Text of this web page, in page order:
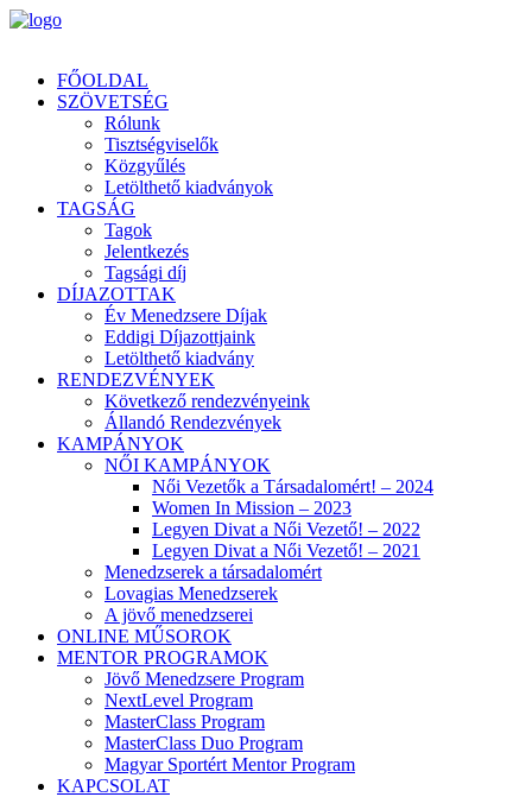
FŐOLDAL
SZÖVETSÉG
Rólunk
Tisztségviselők
Közgyűlés
Letölthető kiadványok
TAGSÁG
Tagok
Jelentkezés
Tagsági díj
DÍJAZOTTAK
Év Menedzsere Díjak
Eddigi Díjazottjaink
Letölthető kiadvány
RENDEZVÉNYEK
Következő rendezvényeink
Állandó Rendezvények
KAMPÁNYOK
NŐI KAMPÁNYOK
Női Vezetők a Társadalomért! – 2024
Women In Mission – 2023
Legyen Divat a Női Vezető! – 2022
Legyen Divat a Női Vezető! – 2021
Menedzserek a társadalomért
Lovagias Menedzserek
A jövő menedzserei
ONLINE MŰSOROK
MENTOR PROGRAMOK
Jövő Menedzsere Program
NextLevel Program
MasterClass Program
MasterClass Duo Program
Magyar Sportért Mentor Program
KAPCSOLAT